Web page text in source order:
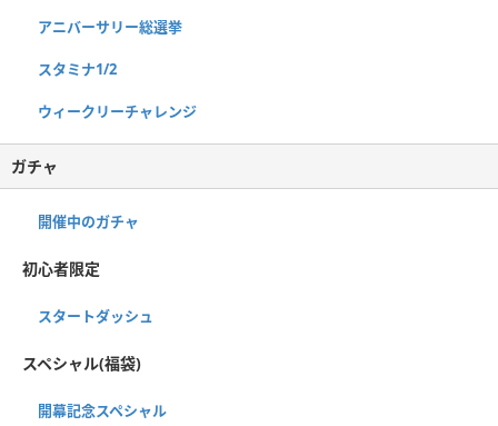
アニバーサリー総選挙
スタミナ1/2
ウィークリーチャレンジ
ガチャ
開催中のガチャ
初心者限定
スタートダッシュ
スペシャル(福袋)
開幕記念スペシャル